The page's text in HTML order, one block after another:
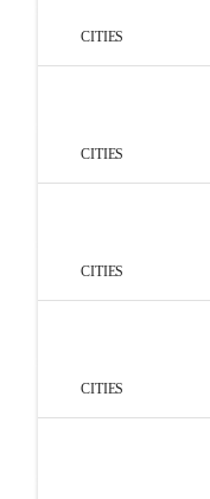
CITIES
CITIES
CITIES
CITIES